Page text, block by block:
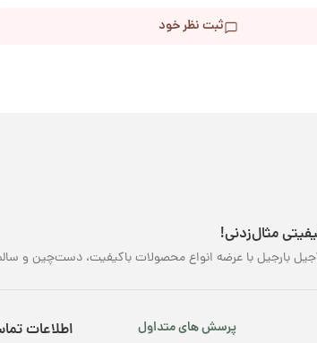
ثبت نظر خود
مثال‌زدنی!
آجیل بارجیل با عرضه انواع محصولات باکیفیت، دست‌چین و
پرسش های متداول اطلاعات